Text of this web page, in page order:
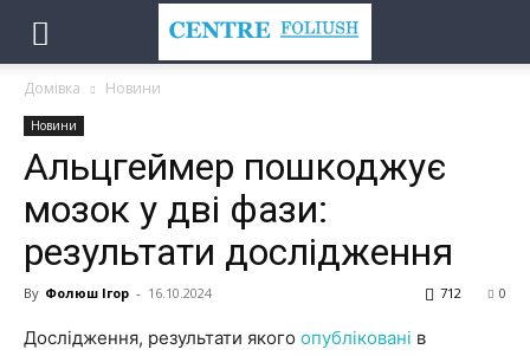
Домівка Новини
Новини
Альцгеймер пошкоджує
мозок у дві фази:
результати дослідження
By Фолюш Ігор - 16.10.2024 0
712
Дослідження, результати якого опубліковані в